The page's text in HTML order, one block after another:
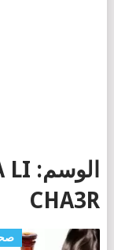
الوسم: LI
CHA3R